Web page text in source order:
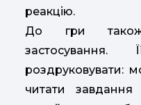
реакцію.
До гри також
роздруковувати:
читати